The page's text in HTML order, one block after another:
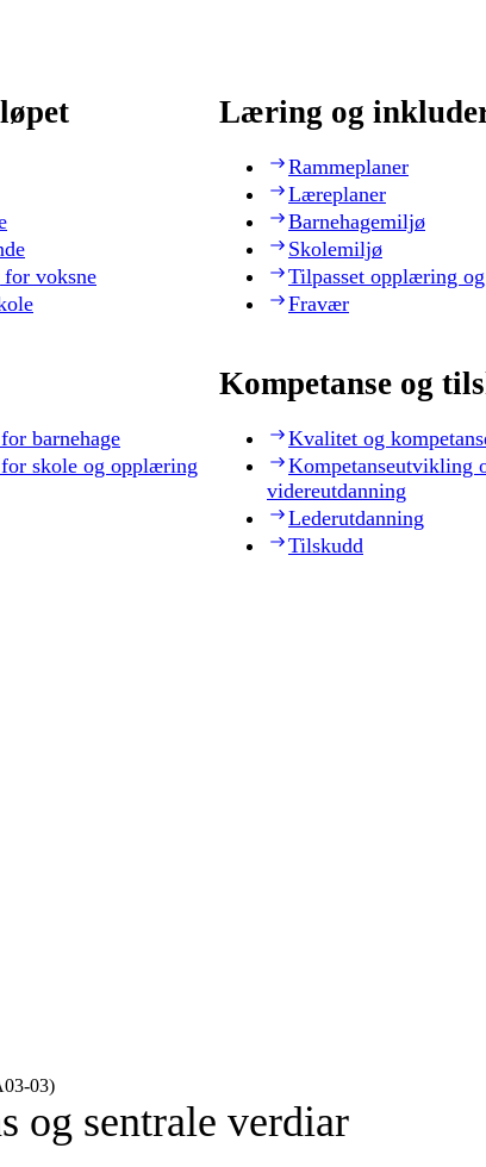
voksne
Læring og
Rammeplaner
Læreplaner
Barnehagemiljø
Skolemiljø
Tilpasset opplæring
Fravær
barnehage
skole og opplæring
Kompetanse og
Kvalitet og
Kompetanseutvikling
videreutdanning
Lederutdanning
Tilskudd
og sentrale verdiar